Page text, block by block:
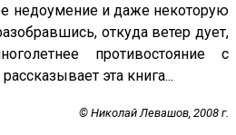
недоумение и даже некоторую
откуда ветер дует,
противостояние с
эта книга...
© Николай Левашов, 2008 г.